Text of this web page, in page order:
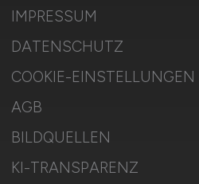
IMPRESSUM
DATENSCHUTZ
COOKIE-EINSTELLUNGEN
AGB
BILDQUELLEN
KI-TRANSPARENZ